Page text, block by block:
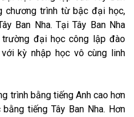
chương trình từ bậc đại học,
Ban Nha. Tại Tây Ban Nha
đại học công lập đào
kỳ nhập học vô cùng linh
trình bằng tiếng Anh cao hơn
tiếng Tây Ban Nha. Hơn